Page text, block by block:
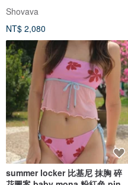
Shovava
NT$ 2,080
summer locker 比基尼 抹胸 碎